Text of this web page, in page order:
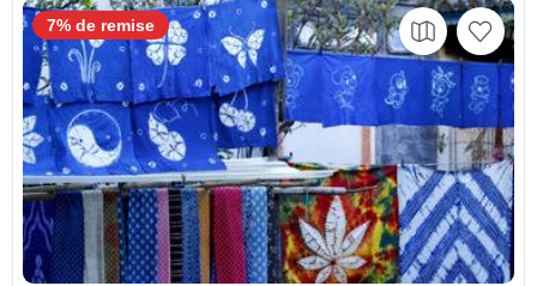
7% de remise